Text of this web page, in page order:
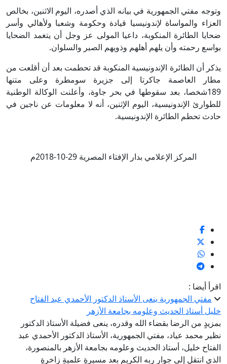
وتوجه مفتي الجمهورية في بيانه الذي أصدره، اليوم الاثنين، بخالص
العزاء والمواساة لإندونيسيا قيادة وحكومة وشعبا ولأهالي وأسر
ضحايا الطائرة المنكوبة، داعيا المولى عز وجل أن يتغمد الضحايا
بواسع رحمته وأن يلهم أهلهم وذويهم الصبر والسلوان.
يذكر أن الطائرة الإندونيسية المنكوبة قد تحطمت بعد أن أقلعت من
مطار العاصمة جاكرتا إلى جزيرة سومطرة وعلى متنها
189شخصا، بعد سقوطها في بحر جاوة، وأعلنت الوكالة الوطنية
للطوارئ الإندونيسية، اليوم الإثنين، أنه لا معلومات عن ناجين في
حادث تحطم الطائرة الإندونيسية.
المركز الإعلامي بدار الإفتاء المصرية 29-10-2018م
اقرأ أيضا :
مفتي الجمهورية ينعى الأستاذ الدكتور الأحمدي عبد الفتاح
خليل أستاذ الحديث وعلومه بجامعة الأزهر
بمزيدٍ من الرضا بقضاء الله وقدره، ينعى فضيلة الأستاذ الدكتور
نظير محمد عياد، مفتي الجمهورية، الأستاذ الدكتور الأحمدي عبد
الفتاح خليل، أستاذ الحديث وعلومه بجامعة الأزهر بالمنصورة،
الذي انتقل إلى جوار ربه الكريم بعد مسيرةٍ علميةٍ زاخرةٍ